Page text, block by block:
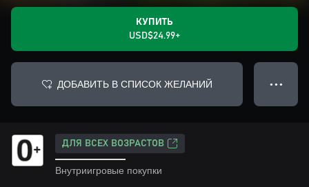
КУПИТЬ
USD$24.99+
ДОБАВИТЬ В СПИСОК ЖЕЛАНИЙ ● ● ●
ДЛЯ ВСЕХ ВОЗРАСТОВ
Внутриигровые покупки